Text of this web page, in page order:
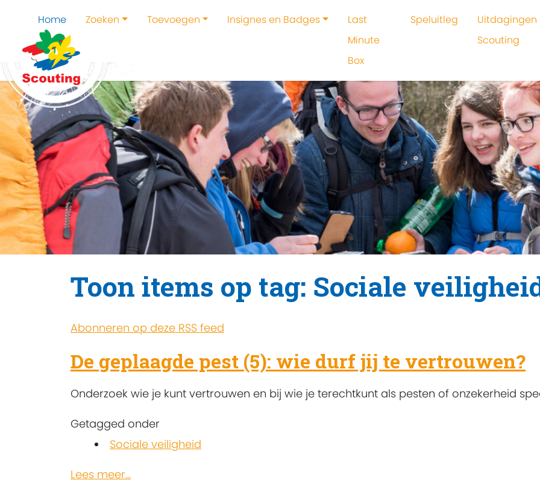
Home Zoeken Toevoegen Insignes en Badges
Last
Minute
Box
Speluitleg
Uitdagingen
Scouting
Toon items op tag: Sociale
Abonneren op deze RSS feed
De geplaagde pest (5): wie durf jij te vertrouwen?
Onderzoek wie je kunt vertrouwen en bij wie je terechtkunt als pesten of onzekerheid
Getagged onder
Sociale veiligheid
Lees meer...